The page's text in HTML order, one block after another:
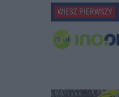
WIESZ PIERWSZY